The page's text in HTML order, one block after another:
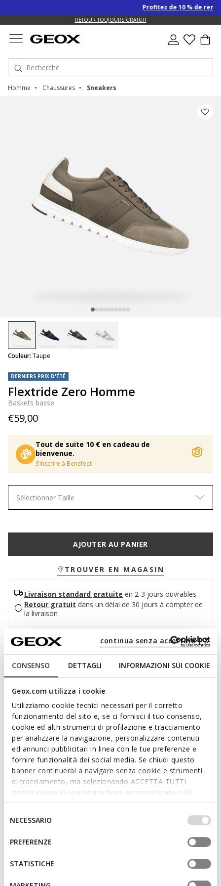
CONSENSO DETTAGLI INFORMAZIONI SUI COOKIE
Geox.com utilizza i cookie
Utilizziamo cookie tecnici necessari per il corretto
funzionamento del sito e, se ci fornisci il tuo consenso,
cookie ed altri strumenti di profilazione e tracciamento
per analizzare la navigazione, personalizzare contenuti
ed annunci pubblicitari in linea con le tue preferenze e
fornire funzionalità dei social media. Se chiudi questo
banner continuerai a navigare senza cookie e strumenti
di tracciamento, ma selezionando ACCETTA TUTTI
godrai invece di una navigazione personalizzata sulla
base dei tuoi gusti ed interessi. Selezionando
IMPOSTAZIONI potrai anche scegliere quali cookies ed
altri strumenti di tracciamento autorizzare. Per maggiori
informazioni o per modificare in qualsiasi momento le
tue impostazioni, visita la nostra
consenso
NECESSARIO
PREFERENZE
STATISTICHE
continua senza accettare | X
Profitez de 10 % de
RETOUR TOUJOURS GRATUIT
Homme Chaussures Sneakers
DERNIERS PRIX D'ÉTÉ
Flextride Zero Homme
Baskets basse
€59,00
Tout de suite 10 € en cadeau de
bienvenue.
S’inscrire à Benefeet
Couleur: Taupe
selected
Sélectionner Taille
AJOUTER AU PANIER
TROUVER EN MAGASIN
Livraison standard gratuite en 2-3 jours ouvrables
Retour gratuit dans un délai de 30 jours à compter de
la livraison
Description
Sneaker pour homme qui garantit flexibilité et élasticité à
contemporain. Flextride Zero complète les looks urbains
quotidiens avec une touche sportive.
CODE PRODUIT:U651JB011EKC1018
Caractéristiques
Amorti optimal qui offre protection et absorption des
impacts et des sollicitations
Flexibilité et élasticité grâce à l’Active Flexibility System
Matériaux